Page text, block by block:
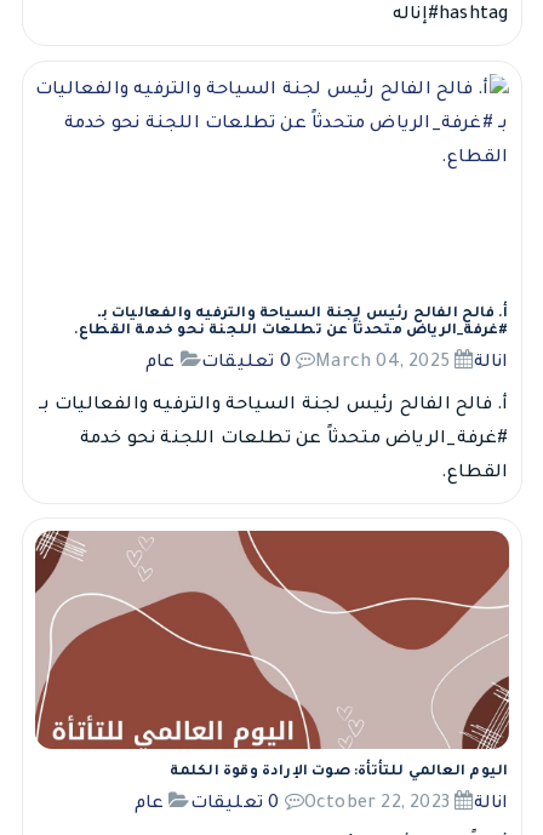
hashtag#إناله
أ. فالح الفالح رئيس لجنة السياحة والترفيه والفعاليات بـ
#غرفة_الرياض متحدثاً عن تطلعات اللجنة نحو خدمة القطاع.
انالة 0 تعليقات عام
أ. فالح الفالح رئيس لجنة السياحة والترفيه والفعاليات بـ
#غرفة_الرياض متحدثاً عن تطلعات اللجنة نحو خدمة
القطاع.
اليوم العالمي للتأتأة: صوت الإرادة وقوة الكلمة
انالة 0 تعليقات عام